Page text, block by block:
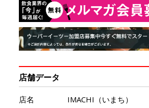
店舗データ
店名
IMACHI（いまち）